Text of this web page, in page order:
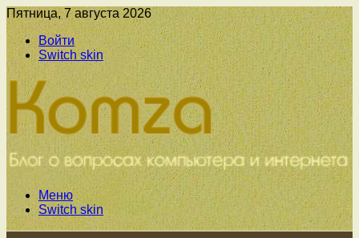
Пятница, 7 августа 2026
Войти
Switch skin
Меню
Switch skin